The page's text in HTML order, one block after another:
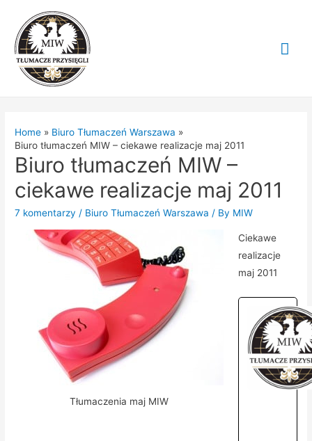
Home
Biuro Tłumaczeń Warszawa
Biuro tłumaczeń MIW – ciekawe realizacje maj 2011
Biuro tłumaczeń MIW –
ciekawe realizacje maj 2011
7 komentarzy / Biuro Tłumaczeń Warszawa / By MIW
Tłumaczenia maj MIW
Ciekawe
realizacje
maj 2011